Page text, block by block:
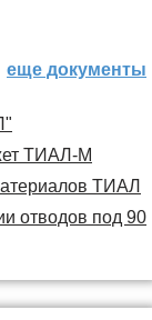
еще документы
ТИАЛ-М
ТИАЛ
отводов под 90